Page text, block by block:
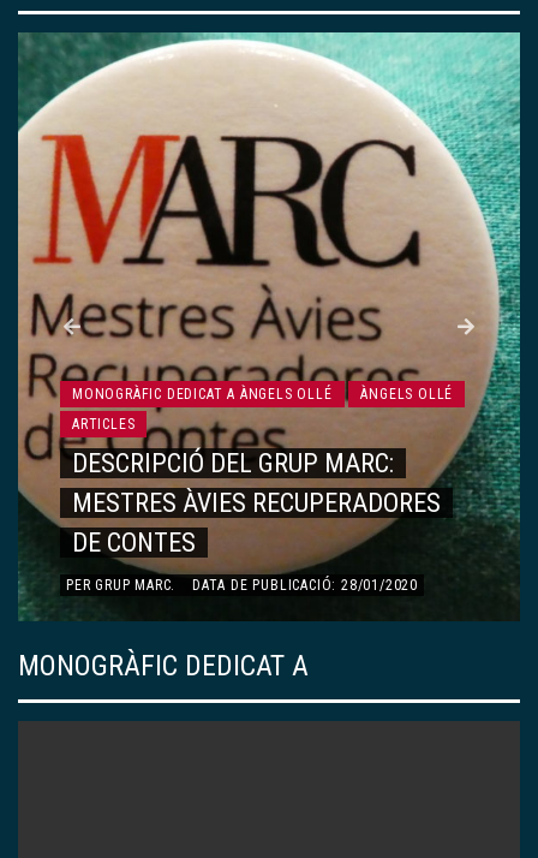
MONOGRÀFIC DEDICAT A ÀNGELS OLLÉ
ÀNGELS OLLÉ
ARTICLES
DESCRIPCIÓ DEL GRUP MARC:
MESTRES ÀVIES RECUPERADORES
DE CONTES
PERGRUP MARC DATA DE PUBLICACIÓ: 28/01/2020
MONOGRÀFIC DEDICAT A